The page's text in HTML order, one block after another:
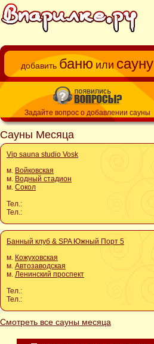
добавить баню или сауну
Задайте вопрос о добавлении сауны
Сауны Месяца
Vip sauna studio Vosk
м. Войковская
м. Водный стадион
м. Сокол
Тел.:
Тел.:
Банный клуб & SPA Южный Порт 5
м. Кожуховская
м. Автозаводская
м. Ленинский проспект
Тел.:
Тел.:
Смотреть все сауны месяца